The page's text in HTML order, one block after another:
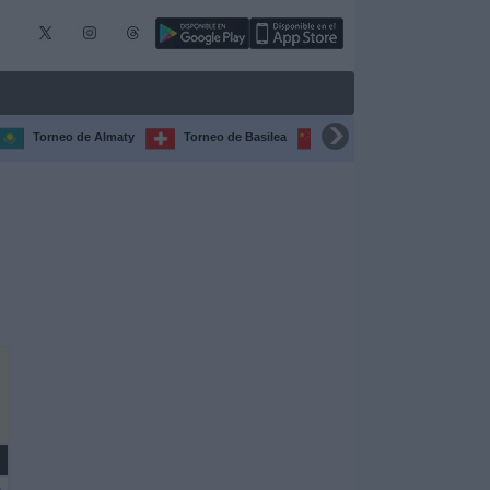
Torneo de Almaty Torneo de Basilea Torneo de Chengdú